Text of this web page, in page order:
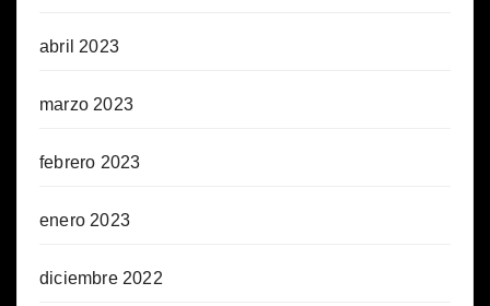
abril 2023
marzo 2023
febrero 2023
enero 2023
diciembre 2022